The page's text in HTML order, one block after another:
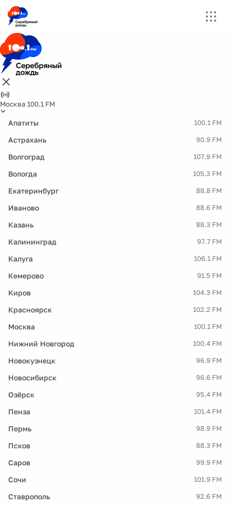
Москва 100.1 FM
Апатиты 100.1 FM
Астрахань 90.9 FM
Волгоград 107.9 FM
Вологда 105.3 FM
Екатеринбург 88.8 FM
Иваново 88.6 FM
Казань 88.3 FM
Калининград 97.7 FM
Калуга 106.1 FM
Кемерово 91.5 FM
Киров 104.3 FM
Красноярск 102.2 FM
Москва 100.1 FM
Нижний Новгород 100.4 FM
Новокузнецк 96.9 FM
Новосибирск 96.6 FM
Озёрск 95.4 FM
Пенза 101.4 FM
Пермь 98.9 FM
Псков 88.3 FM
Саров 99.9 FM
Сочи 101.9 FM
Ставрополь 92.6 FM